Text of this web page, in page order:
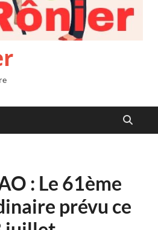
: Le 61ème
prévu ce